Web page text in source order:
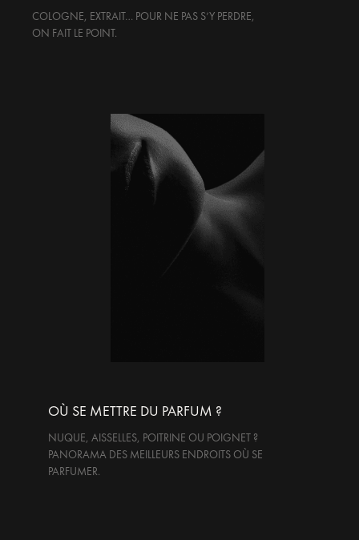
COLOGNE, EXTRAIT… POUR NE PAS S’Y PERDRE,
ON FAIT LE POINT.
OÙ SE METTRE DU PARFUM ?
NUQUE, AISSELLES, POITRINE OU POIGNET ?
PANORAMA DES MEILLEURS ENDROITS OÙ SE
PARFUMER.